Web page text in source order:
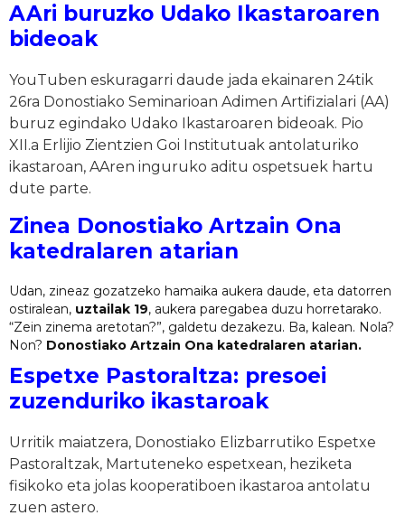
AAri buruzko Udako Ikastaroaren
bideoak
YouTuben eskuragarri daude jada ekainaren 24tik
26ra Donostiako Seminarioan Adimen Artifizialari (AA)
buruz egindako Udako Ikastaroaren bideoak. Pio
XII.a Erlijio Zientzien Goi Institutuak antolaturiko
ikastaroan, AAren inguruko aditu ospetsuek hartu
dute parte.
Zinea Donostiako Artzain Ona
katedralaren atarian
Udan, zineaz gozatzeko hamaika aukera daude, eta datorren
ostiralean, uztailak 19, aukera paregabea duzu horretarako.
“Zein zinema aretotan?”, galdetu dezakezu. Ba, kalean. Nola?
Non? Donostiako Artzain Ona katedralaren atarian.
Espetxe Pastoraltza: presoei
zuzenduriko ikastaroak
Urritik maiatzera, Donostiako Elizbarrutiko Espetxe
Pastoraltzak, Martuteneko espetxean, heziketa
fisikoko eta jolas kooperatiboen ikastaroa antolatu
zuen astero.